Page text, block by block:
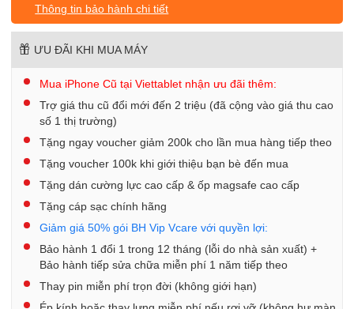
Thông tin bảo hành chi tiết
ƯU ĐÃI KHI MUA MÁY
Mua iPhone Cũ tại Viettablet nhận ưu đãi thêm:
Trợ giá thu cũ đổi mới đến 2 triệu (đã cộng vào giá thu cao
số 1 thị trường)
Tặng ngay voucher giảm 200k cho lần mua hàng tiếp theo
Tặng voucher 100k khi giới thiệu bạn bè đến mua
Tặng dán cường lực cao cấp & ốp magsafe cao cấp
Tặng cáp sạc chính hãng
Giảm giá 50% gói BH Vip Vcare với quyền lợi:
Bảo hành 1 đổi 1 trong 12 tháng (lỗi do nhà sản xuất) +
Bảo hành tiếp sửa chữa miễn phí 1 năm tiếp theo
Thay pin miễn phí trọn đời (không giới hạn)